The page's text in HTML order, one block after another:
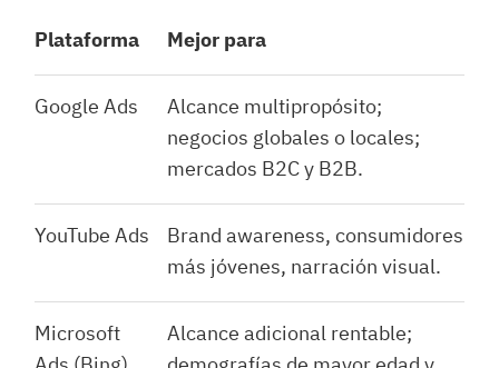
Plataforma Mejor para
Google Ads
Alcance multipropósito;
negocios globales o locales;
mercados B2C y B2B.
YouTube Ads
Brand awareness, consumidores
más jóvenes, narración visual.
Microsoft
Alcance adicional rentable;